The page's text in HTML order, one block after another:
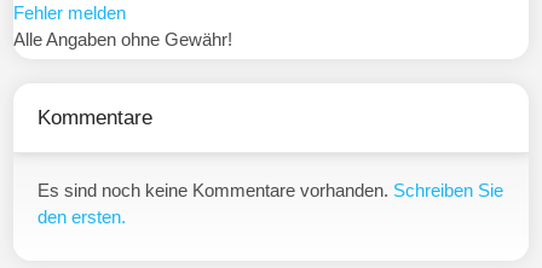
Fehler melden
Alle Angaben ohne Gewähr!
Kommentare
Es sind noch keine Kommentare vorhanden. Schreiben Sie
den ersten.